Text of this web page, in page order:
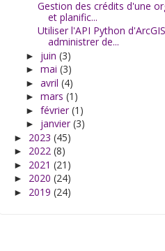
Gestion des crédits d'une
et planific...
Utiliser l'API Python
administrer de...
► juin (3)
► mai (3)
► avril (4)
► mars (1)
► février (1)
► janvier (3)
► 2023 (45)
► 2022 (8)
► 2021 (21)
► 2020 (24)
► 2019 (24)